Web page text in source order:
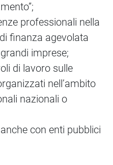
professionali nella
finanza agevolata
imprese;
di lavoro sulle
nell’ambito
nazionali o
con enti pubblici